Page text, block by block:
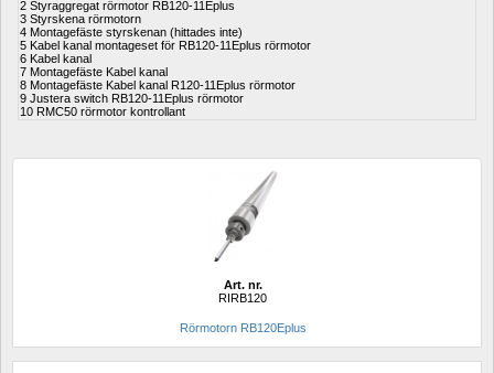
2 Styraggregat rörmotor RB120-11Eplus
3 Styrskena rörmotorn
4 Montagefäste styrskenan (hittades inte)
5 Kabel kanal montageset för RB120-11Eplus rörmotor
6 Kabel kanal
7 Montagefäste Kabel kanal
8 Montagefäste Kabel kanal R120-11Eplus rörmotor
9 Justera switch RB120-11Eplus rörmotor
10 RMC50 rörmotor kontrollant
Art. nr.
RIRB120
Rörmotorn RB120Eplus